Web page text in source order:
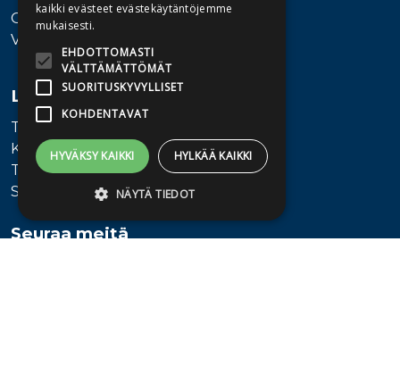
Ota yhteyttä
Vaihde: 010 345100
Lisätietoa
Toimitusehdot
Käyttöohjeet
Tietosuojaseloste
Saavutettavuusseloste
Seuraa meitä
kaikki evästeet evästekäytäntöjemme
mukaisesti.
EHDOTTOMASTI
VÄLTTÄMÄTTÖMÄT
SUORITUSKYVYLLISET
KOHDENTAVAT
HYVÄKSY KAIKKI HYLKÄÄ KAIKKI
NÄYTÄ TIEDOT